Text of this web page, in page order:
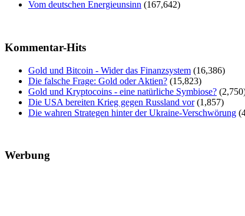
Vom deutschen Energieunsinn (167,642)
Kommentar-Hits
Gold und Bitcoin - Wider das Finanzsystem (16,386)
Die falsche Frage: Gold oder Aktien? (15,823)
Gold und Kryptocoins - eine natürliche Symbiose?
Die USA bereiten Krieg gegen Russland vor (1,857)
Die wahren Strategen hinter der Ukraine-Verschwörung
Werbung